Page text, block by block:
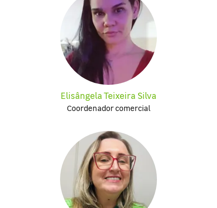
Elisângela Teixeira Silva
Coordenador comercial